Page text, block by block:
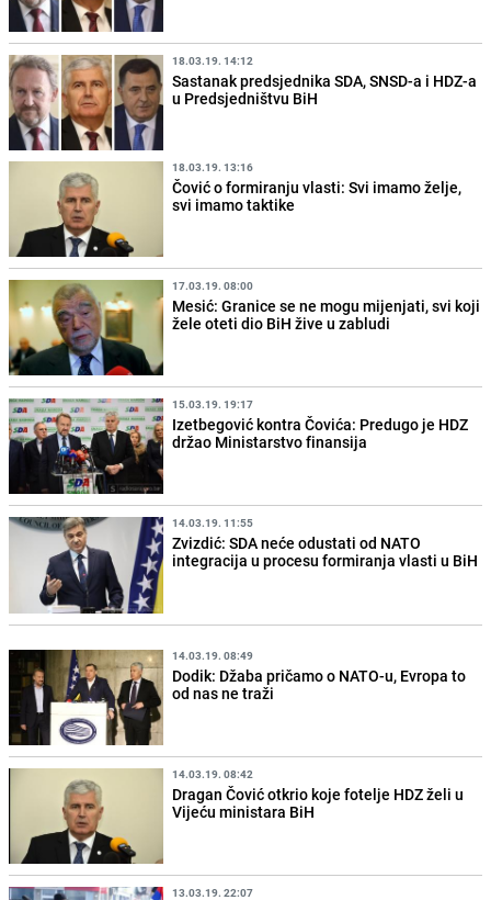
18.03.19. 14:12
Sastanak predsjednika SDA, SNSD-a i HDZ-a
u Predsjedništvu BiH
18.03.19. 13:16
Čović o formiranju vlasti: Svi imamo želje,
svi imamo taktike
17.03.19. 08:00
Mesić: Granice se ne mogu mijenjati, svi koji
žele oteti dio BiH žive u zabludi
15.03.19. 19:17
Izetbegović kontra Čovića: Predugo je HDZ
držao Ministarstvo finansija
14.03.19. 11:55
Zvizdić: SDA neće odustati od NATO
integracija u procesu formiranja vlasti u BiH
14.03.19. 08:49
Dodik: Džaba pričamo o NATO-u, Evropa to
od nas ne traži
14.03.19. 08:42
Dragan Čović otkrio koje fotelje HDZ želi u
Vijeću ministara BiH
13.03.19. 22:07